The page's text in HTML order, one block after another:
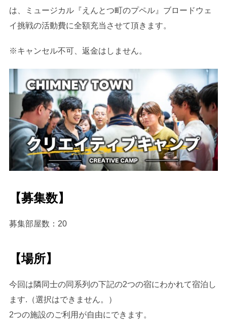
は、ミュージカル『えんとつ町のプペル』ブロードウェ
イ挑戦の活動費に全額充当させて頂きます。
※キャンセル不可、返金はしません。
【募集数】
募集部屋数：20
【場所】
今回は隣同士の同系列の下記の2つの宿にわかれて宿泊し
ます.（選択はできません。）
2つの施設のご利用が自由にできます。